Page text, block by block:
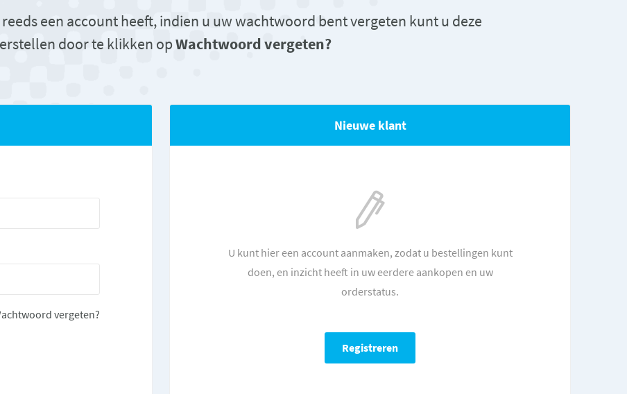
een account heeft, indien u uw wachtwoord bent vergeten kunt u deze
door te klikken opWachtwoord vergeten?
Nieuwe klant
U kunt hier een account aanmaken, zodat u bestellingen kunt
doen, en inzicht heeft in uw eerdere aankopen en uw
orderstatus.
vergeten?